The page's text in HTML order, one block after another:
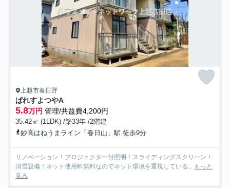
上越市春日野
ぱれすよつやA
5.8万円 管理/共益費4,200円
35.42㎡ (1LDK) /築33年 /2階建
妙高はねうまライン「春日山」駅 徒歩9分
リノベーション！プロジェクター付照明！スライディングスクリーン！
消雪設備！ネット使用料無料なのでネット環境を重視している... もっと
見る